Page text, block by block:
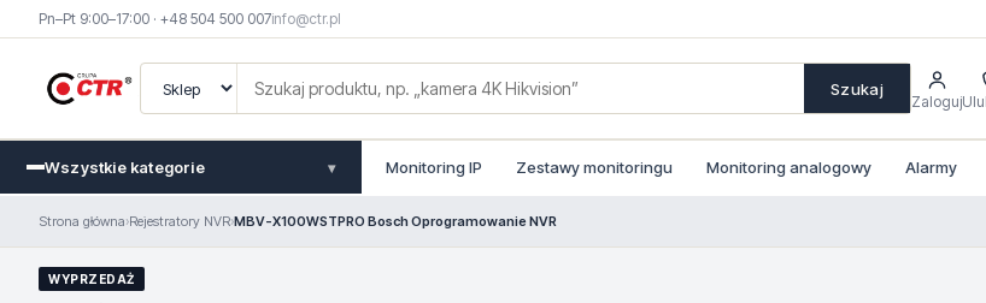
Pn–Pt 9:00–17:00 · +48 504 500 007info@ctr.pl
Szukaj
Zaloguj
Wszystkie kategorie ▾ Monitoring IP Zestawy monitoringu Monitoring analogowy Alarmy
Strona główna›Rejestratory NVR›MBV-X100WSTPRO Bosch Oprogramowanie NVR
WYPRZEDAŻ